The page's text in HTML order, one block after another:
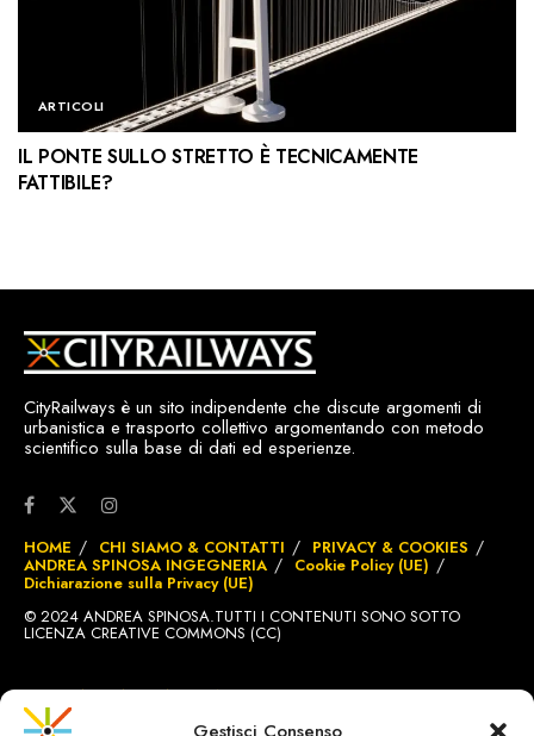
Gestisci Consenso
ARTICOLI
IL PONTE SULLO STRETTO È TECNICAMENTE
FATTIBILE?
CityRailways è un sito indipendente che discute argomenti di
urbanistica e trasporto collettivo argomentando con metodo
scientifico sulla base di dati ed esperienze.
HOME CHI SIAMO & CONTATTI PRIVACY & COOKIES
ANDREA SPINOSA INGEGNERIA Cookie Policy (UE)
Dichiarazione sulla Privacy (UE)
© 2024 ANDREA SPINOSA.TUTTI I CONTENUTI SONO SOTTO
LICENZA CREATIVE COMMONS (CC)
SITO REALIZZATO DABRIGNOLE.CH